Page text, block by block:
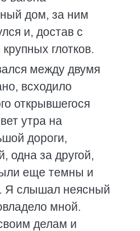
дом, за ним
и, достав с
глотков.
между двумя
всходило
открывшегося
утра на
дороги,
одна за другой,
еще темны и
Я слышал неясный
мной.
делам и